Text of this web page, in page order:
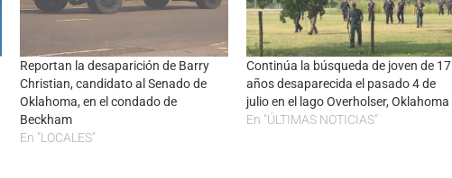
Reportan la desaparición de Barry
Christian, candidato al Senado de
Oklahoma, en el condado de
Beckham
En "LOCALES"
Continúa la búsqueda de joven de 17
años desaparecida el pasado 4 de
julio en el lago Overholser, Oklahoma
En "ÚLTIMAS NOTICIAS"